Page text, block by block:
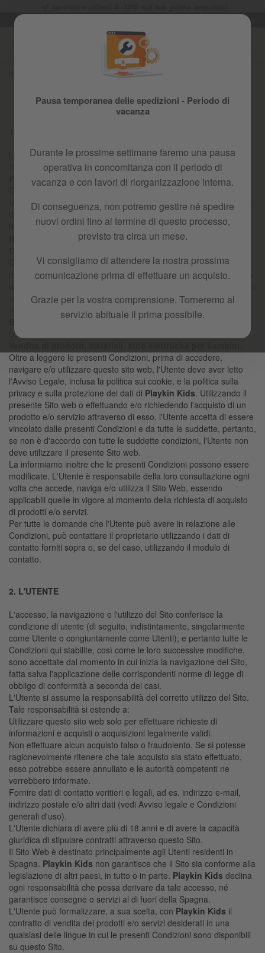
Pausa temporanea delle spedizioni - Periodo di
vacanza
Durante le prossime settimane faremo una pausa
operativa in concomitanza con il periodo di
vacanza e con lavori di riorganizzazione interna.
Di conseguenza, non potremo gestire né spedire
nuovi ordini fino al termine di questo processo,
previsto tra circa un mese.
Vi consigliamo di attendere la nostra prossima
comunicazione prima di effettuare un acquisto.
Grazie per la vostra comprensione. Torneremo al
servizio abituale il prima possibile.
Lingua
GARANTIA - PLAYKIN - IT
Garanzia e resi
La proprietà di questo sito web,playkinkids.com, (d'ora in poi
Sito Web) è detenuta da:BESELF BRANDS S.A., (d'ora in poi
Playkin Kids), con NIF: B65114373 e registrata in: Registro del
Commercio di Tarragona; e i cui dati di registrazione sono:
Volume 2847, Foglio 6, Pagina T-47561, Iscrizione 4a, e i cui dati
di contatto sono
Indirizzo:C/ Mas de la Perla 8, 43800 Valls (Tarragona)
Numero di telefono di contatto:877 990 800
Questo documento (così come ogni altro documento qui
menzionato) regola le condizioni che regolano l'uso di questo sito
servizi su di esso (di seguito, Condizioni).
Ai fini delle presenti Condizioni si intende che l'attività che
BESELF BRANDS S.A., sviluppa attraverso il Sito Web
comprende:
Oltre a leggere le presenti Condizioni, prima di accedere,
navigare e/o utilizzare questo sito web, l'Utente deve aver letto
l'Avviso Legale, inclusa la politica sui cookie, e la politica sulla
privacy e sulla protezione dei dati di Playkin Kids. Utilizzando il
presente Sito web o effettuando e/o richiedendo l'acquisto di un
prodotto e/o servizio attraverso di esso, l'Utente accetta di essere
vincolato dalle presenti Condizioni e da tutte le suddette, pertanto,
se non è d'accordo con tutte le suddette condizioni, l'Utente non
deve utilizzare il presente Sito web.
La informiamo inoltre che le presenti Condizioni possono essere
modificate. L'Utente è responsabile della loro consultazione ogni
volta che accede, naviga e/o utilizza il Sito Web, essendo
applicabili quelle in vigore al momento della richiesta di acquisto
di prodotti e/o servizi.
Per tutte le domande che l'Utente può avere in relazione alle
Condizioni, può contattare il proprietario utilizzando i dati di
contatto forniti sopra o, se del caso, utilizzando il modulo di
contatto.
2. L'UTENTE
L'accesso, la navigazione e l'utilizzo del Sito conferisce la
condizione di utente (di seguito, indistintamente, singolarmente
come Utente o congiuntamente come Utenti), e pertanto tutte le
Condizioni qui stabilite, così come le loro successive modifiche,
sono accettate dal momento in cui inizia la navigazione del Sito,
fatta salva l'applicazione delle corrispondenti norme di legge di
obbligo di conformità a seconda dei casi.
L'Utente si assume la responsabilità del corretto utilizzo del Sito.
Tale responsabilità si estende a:
Utilizzare questo sito web solo per effettuare richieste di
informazioni e acquisti o acquisizioni legalmente validi.
Non effettuare alcun acquisto falso o fraudolento. Se si potesse
ragionevolmente ritenere che tale acquisto sia stato effettuato,
esso potrebbe essere annullato e le autorità competenti ne
verrebbero informate.
Fornire dati di contatto veritieri e legali, ad es. indirizzo e-mail,
indirizzo postale e/o altri dati (vedi Avviso legale e Condizioni
generali d'uso).
L'Utente dichiara di avere più di 18 anni e di avere la capacità
giuridica di stipulare contratti attraverso questo Sito.
Il Sito Web è destinato principalmente agli Utenti residenti in
Spagna. Playkin Kids non garantisce che il Sito sia conforme alla
legislazione di altri paesi, in tutto o in parte. Playkin Kids declina
ogni responsabilità che possa derivare da tale accesso, né
garantisce consegne o servizi al di fuori della Spagna.
L'Utente può formalizzare, a sua scelta, con Playkin Kids il
contratto di vendita dei prodotti e/o servizi desiderati in una
qualsiasi delle lingue in cui le presenti Condizioni sono disponibili
su questo Sito.